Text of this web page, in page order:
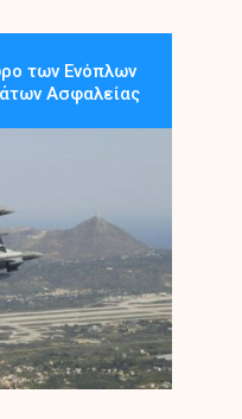
των Ενόπλων
Ασφαλείας